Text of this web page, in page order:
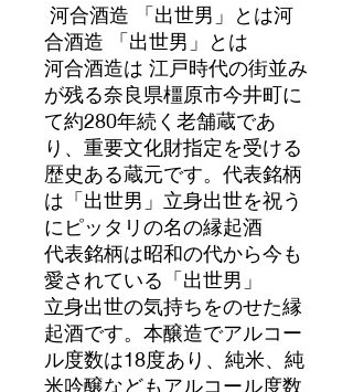
河合酒造 「出世男」とは河
合酒造 「出世男」とは
河合酒造は 江戸時代の街並み
が残る奈良県橿原市今井町に
て約280年続く老舗蔵であ
り、重要文化財指定を受ける
歴史ある蔵元です。代表銘柄
は「出世男」立身出世を祝う
にピッタリの名の縁起酒
代表銘柄は昭和の代から今も
愛されている「出世男」
立身出世の気持ちをのせた縁
起酒です。本醸造でアルコー
ル度数は18度あり、純米、純
米吟醸などもアルコール度数